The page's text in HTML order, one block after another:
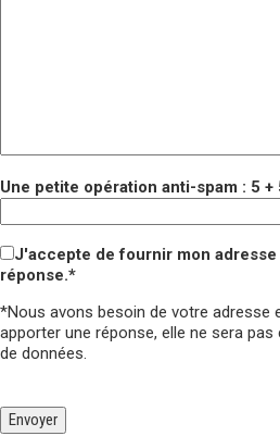
Une petite opération anti-spam : 5 +
J'accepte de fournir mon
réponse.*
*Nous avons besoin de votre adresse
apporter une réponse, elle ne sera pas
de données.
Veuillez laisser ce champ vide.